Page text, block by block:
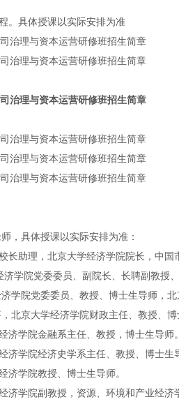
。具体授课以实际安排为准
，具体授课以实际安排为准：
长助理，北京大学经济学院院长，中国
学院党委委员、副院长、长聘副教授
学院党委委员、教授、博士生导师，
北京大学经济学院财政主任、教授、博
济学院金融系主任、教授，博士生导师。
济学院经济史学系主任、教授、博士生
济学院教授、博士生导师。
济学院副教授，资源、环境和产业经济